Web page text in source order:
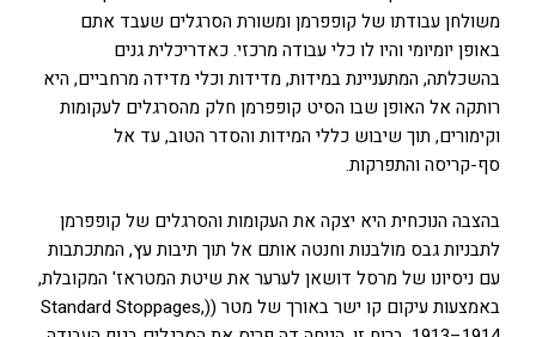
משולחן עבודתו של קופפרמן ומשורת הסרגלים שעבד אתם
באופן יומיומי והיו לו כלי עבודה מרכזי. כאדריכלית גנים
בהשכלתה, המתעניינת במידות, מדידות וכלי מדידה מרחביים, היא
רותקה אל האופן שבו הסיט קופפרמן חלק מהסרגלים לעקומות
וקימורים, תוך שיבוש כללי המידות והסדר הטוב, עד אל
סף-קריסה והתפרקות.
בהצבה הנוכחית היא יצקה את העקומות והסרגלים של קופפרמן
לתבניות גבס מולבנות וחנטה אותם אל תוך תיבות עץ, המתכתבות
עם ניסיונו של מרסל דושאן לערער את שיטת המטראז' המקובלת,
באמצעות עיקום קו ישר באורך של מטר ((Standard Stoppages,